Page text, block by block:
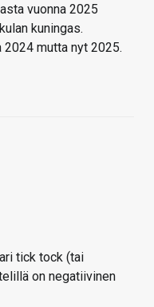
vuonna 2025
kuningas.
mutta nyt 2025.
tick tock (tai
on negatiivinen